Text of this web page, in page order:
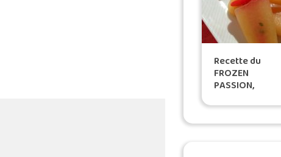
Recette du
FROZEN
PASSION,
Maryse